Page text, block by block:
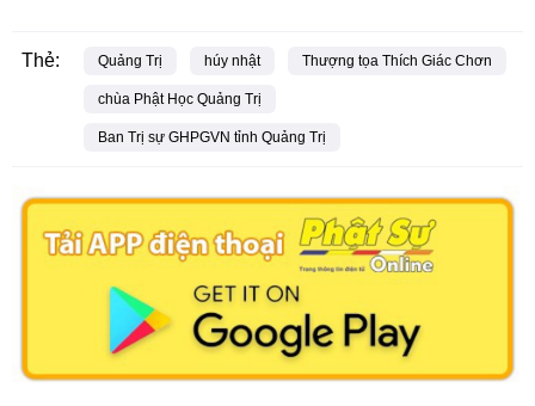
Thẻ: Quảng Trị húy nhật Thượng tọa Thích Giác Chơn
chùa Phật Học Quảng Trị
Ban Trị sự GHPGVN tỉnh Quảng Trị